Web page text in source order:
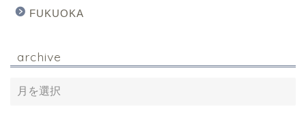
FUKUOKA
archive